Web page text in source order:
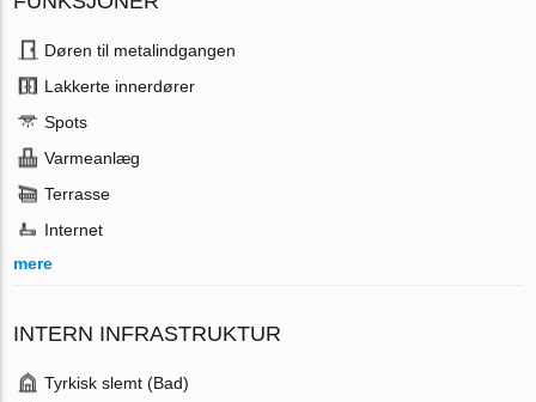
Døren til metalindgangen
Lakkerte innerdører
Spots
Varmeanlæg
Terrasse
Internet
mere
INTERN INFRASTRUKTUR
Tyrkisk slemt (Bad)